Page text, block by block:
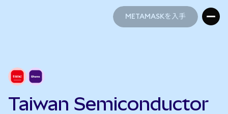
METAMASKを入手
Taiwan Semiconductor